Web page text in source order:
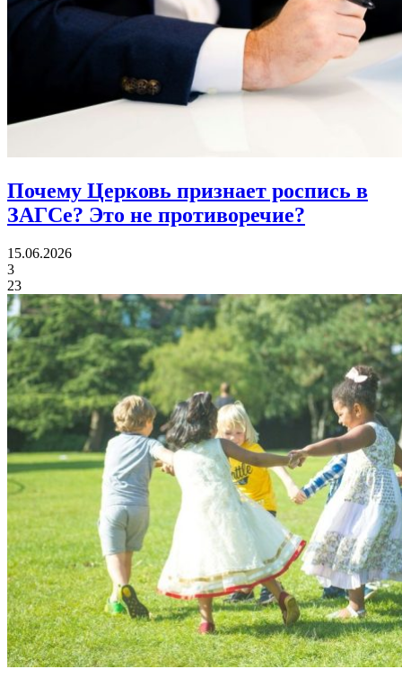
Почему Церковь признает роспись в
ЗАГСе? Это не противоречие?
15.06.2026
3
23